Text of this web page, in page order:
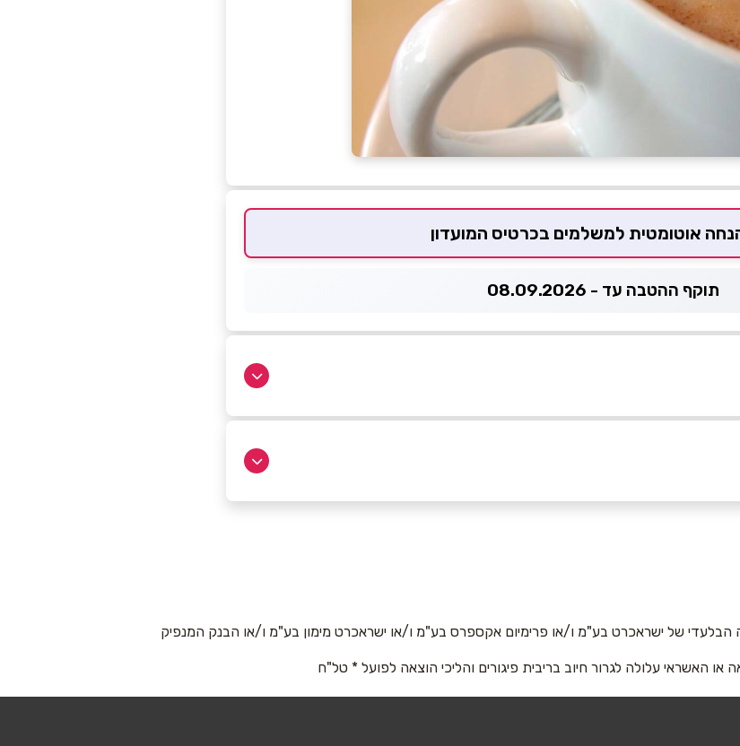
תוקף ההטבה עד - 08.09.2026
של ישראכרט בע"מ ו/או פרימיום אקספרס בע"מ ו/או ישראכרט מימון בע"מ ו/או הבנק המנפיק
או האשראי עלולה לגרור חיוב בריבית פיגורים והליכי הוצאה לפועל * טל"ח